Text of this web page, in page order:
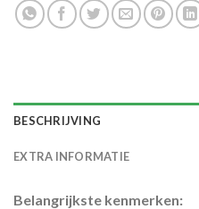
BESCHRIJVING
EXTRA INFORMATIE
Belangrijkste kenmerken: